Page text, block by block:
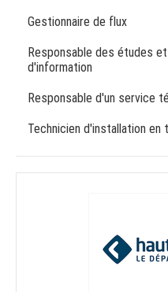
Gestionnaire de flux
Responsable des études
d'information
Responsable d'un service
Technicien d'installation en